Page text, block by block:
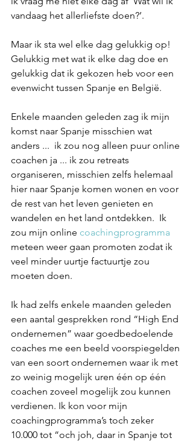
vandaag het allerliefste doen?’.
Maar ik sta wel elke dag gelukkig op!
Gelukkig met wat ik elke dag doe en
gelukkig dat ik gekozen heb voor een
evenwicht tussen Spanje en België.
Enkele maanden geleden zag ik mijn
komst naar Spanje misschien wat
anders ...  ik zou nog alleen puur online
coachen ja ... ik zou retreats
organiseren, misschien zelfs helemaal
hier naar Spanje komen wonen en voor
de rest van het leven genieten en
wandelen en het land ontdekken.  Ik
zou mijn online coachingprogramma
meteen weer gaan promoten zodat ik
veel minder uurtje factuurtje zou
moeten doen.
Ik had zelfs enkele maanden geleden
een aantal gesprekken rond “High End
ondernemen” waar goedbedoelende
coaches me een beeld voorspiegelden
van een soort ondernemen waar ik met
zo weinig mogelijk uren één op één
coachen zoveel mogelijk zou kunnen
verdienen. Ik kon voor mijn
coachingprogramma’s toch zeker
10.000 tot “och joh, daar in Spanje tot